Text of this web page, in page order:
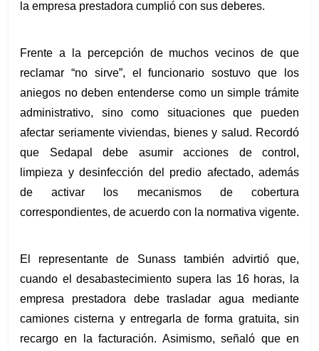
la empresa prestadora cumplió con sus deberes.
Frente a la percepción de muchos vecinos de que
reclamar “no sirve”, el funcionario sostuvo que los
aniegos no deben entenderse como un simple trámite
administrativo, sino como situaciones que pueden
afectar seriamente viviendas, bienes y salud. Recordó
que Sedapal debe asumir acciones de control,
limpieza y desinfección del predio afectado, además
de activar los mecanismos de cobertura
correspondientes, de acuerdo con la normativa vigente.
El representante de Sunass también advirtió que,
cuando el desabastecimiento supera las 16 horas, la
empresa prestadora debe trasladar agua mediante
camiones cisterna y entregarla de forma gratuita, sin
recargo en la facturación. Asimismo, señaló que en